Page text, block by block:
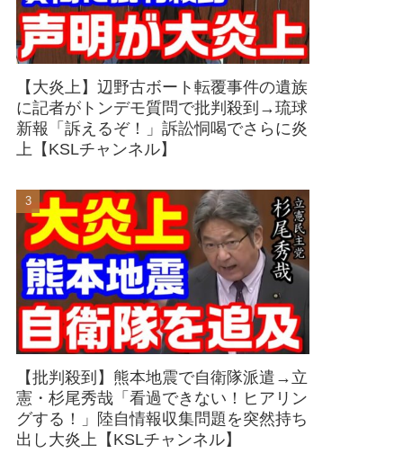
【大炎上】辺野古ボート転覆事件の遺族
に記者がトンデモ質問で批判殺到→琉球
新報「訴えるぞ！」訴訟恫喝でさらに炎
上【KSLチャンネル】
【批判殺到】熊本地震で自衛隊派遣→立
憲・杉尾秀哉「看過できない！ヒアリン
グする！」陸自情報収集問題を突然持ち
出し大炎上【KSLチャンネル】